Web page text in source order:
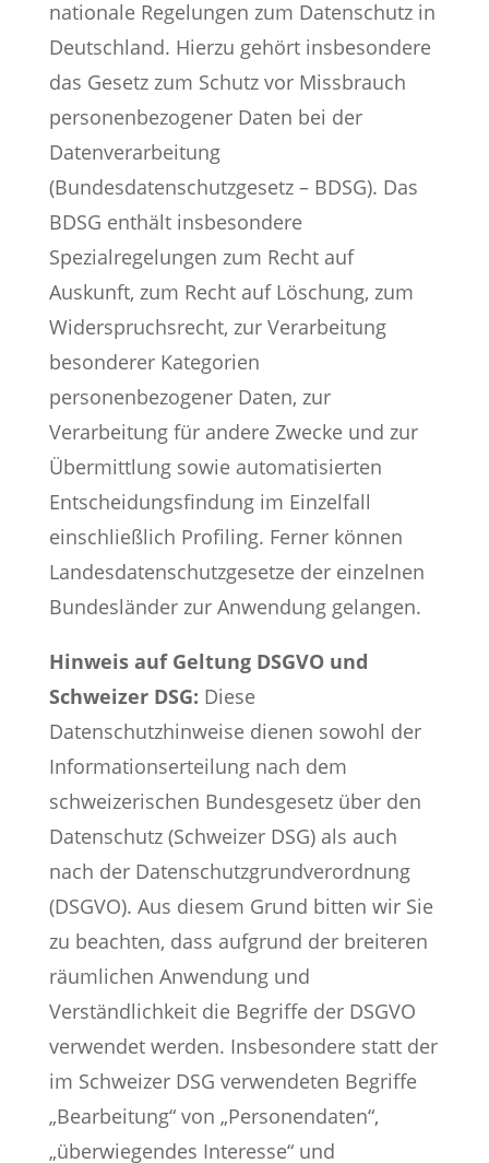
nationale Regelungen zum Datenschutz in
Deutschland. Hierzu gehört insbesondere
das Gesetz zum Schutz vor Missbrauch
personenbezogener Daten bei der
Datenverarbeitung
(Bundesdatenschutzgesetz – BDSG). Das
BDSG enthält insbesondere
Spezialregelungen zum Recht auf
Auskunft, zum Recht auf Löschung, zum
Widerspruchsrecht, zur Verarbeitung
besonderer Kategorien
personenbezogener Daten, zur
Verarbeitung für andere Zwecke und zur
Übermittlung sowie automatisierten
Entscheidungsfindung im Einzelfall
einschließlich Profiling. Ferner können
Landesdatenschutzgesetze der einzelnen
Bundesländer zur Anwendung gelangen.
Hinweis auf Geltung DSGVO und
Schweizer DSG: Diese
Datenschutzhinweise dienen sowohl der
Informationserteilung nach dem
schweizerischen Bundesgesetz über den
Datenschutz (Schweizer DSG) als auch
nach der Datenschutzgrundverordnung
(DSGVO). Aus diesem Grund bitten wir Sie
zu beachten, dass aufgrund der breiteren
räumlichen Anwendung und
Verständlichkeit die Begriffe der DSGVO
verwendet werden. Insbesondere statt der
im Schweizer DSG verwendeten Begriffe
„Bearbeitung“ von „Personendaten“,
„überwiegendes Interesse“ und